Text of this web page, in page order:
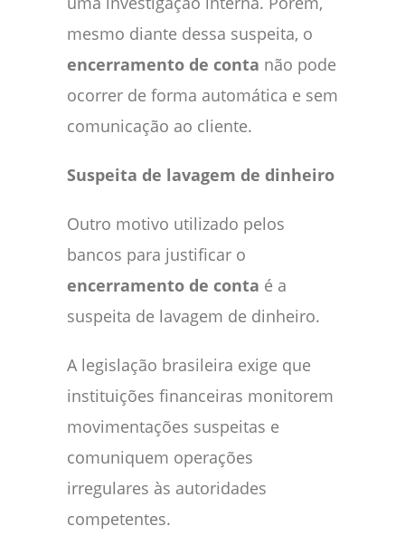
mesmo diante dessa suspeita, o
encerramento de conta não pode
ocorrer de forma automática e sem
comunicação ao cliente.
Suspeita de lavagem de dinheiro
Outro motivo utilizado pelos
bancos para justificar o
encerramento de conta é a
suspeita de lavagem de dinheiro.
A legislação brasileira exige que
instituições financeiras monitorem
movimentações suspeitas e
comuniquem operações
irregulares às autoridades
competentes.